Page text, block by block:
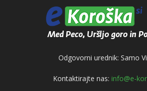
Odgovorni urednik: Samo
Kontaktirajte nas: info@e-